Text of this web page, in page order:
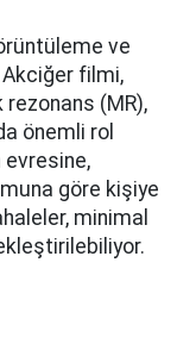
ve
filmi,
(MR),
önemli rol
evresine,
göre kişiye
minimal